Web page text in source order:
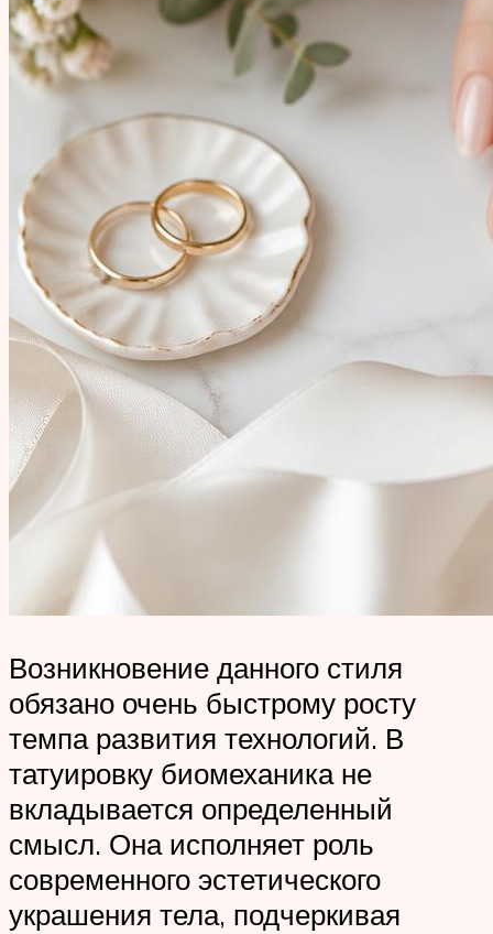
Возникновение данного стиля
обязано очень быстрому росту
темпа развития технологий. В
татуировку биомеханика не
вкладывается определенный
смысл. Она исполняет роль
современного эстетического
украшения тела, подчеркивая